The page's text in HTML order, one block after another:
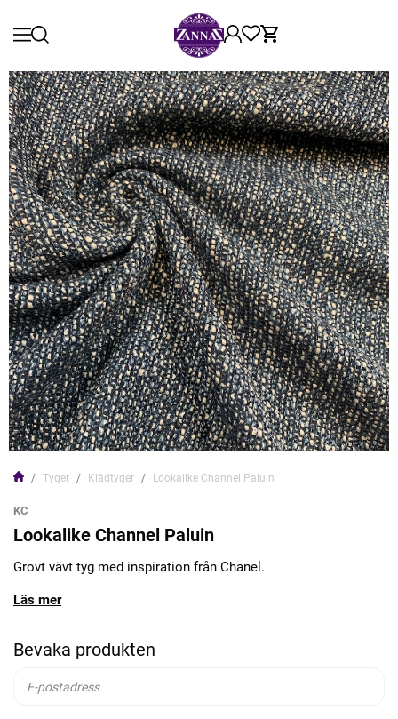
Tyger Klädtyger Lookalike Channel Paluin
KC
Lookalike Channel Paluin
Grovt vävt tyg med inspiration från Chanel.
Läs mer
Bevaka produkten